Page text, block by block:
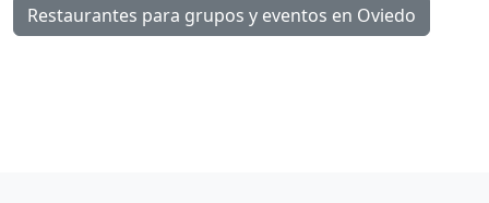
Restaurantes para grupos y eventos en Oviedo